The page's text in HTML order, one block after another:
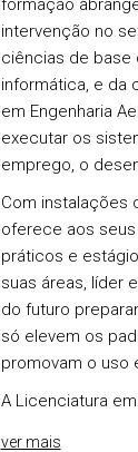
formação
intervenção no
ciências de base
informática, e da
em Engenharia
executar os
emprego, o
Com instalações
oferece aos
práticos e
suas áreas, líder
do futuro
só elevem os
promovam o uso
A Licenciatura
ver mais